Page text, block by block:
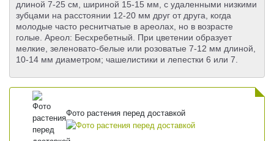
длиной 7-25 см, шириной 15-15 мм, с удаленными низкими
зубцами на расстоянии 12-20 мм друг от друга, когда
молодые часто реснитчатые в ареолах, но в возрасте
голые. Ареол: Бесхребетный. При цветении образует
мелкие, зеленовато-белые или розоватые 7-12 мм длиной,
10-14 мм диаметром; чашелистики и лепестки 6 или 7.
Фото растения перед доставкой